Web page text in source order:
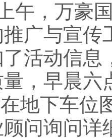
午，万豪
广与宣传
活动信息
， 早晨六
地下车位
问询问详